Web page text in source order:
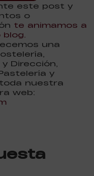
este post y
o
te animamos a
una
Dirección,
y
nuestra
web: